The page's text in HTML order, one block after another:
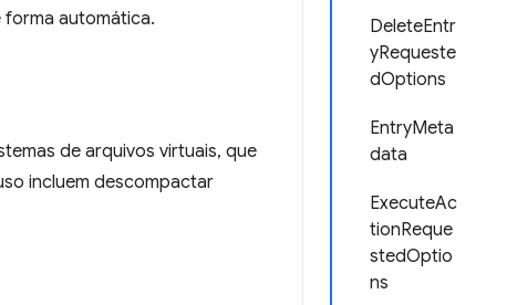
DeleteEntr
yRequeste
dOptions
EntryMeta
data
ExecuteAc
tionReque
stedOptio
ns
forma automática.
de arquivos virtuais, que
incluem descompactar